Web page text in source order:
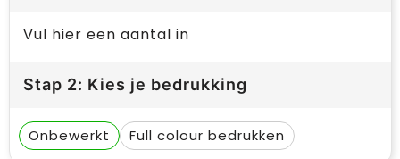
Zomerpakketten
Vul hier een aantal in
Stap 2: Kies je bedrukking
Onbewerkt Full colour